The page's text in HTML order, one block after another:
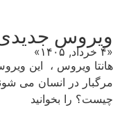
ویروس
«۴ خرداد, ۱۴۰۵»
هانتا ویروس ، این
مرگبار در انسان می
چیست؟ را بخوانید